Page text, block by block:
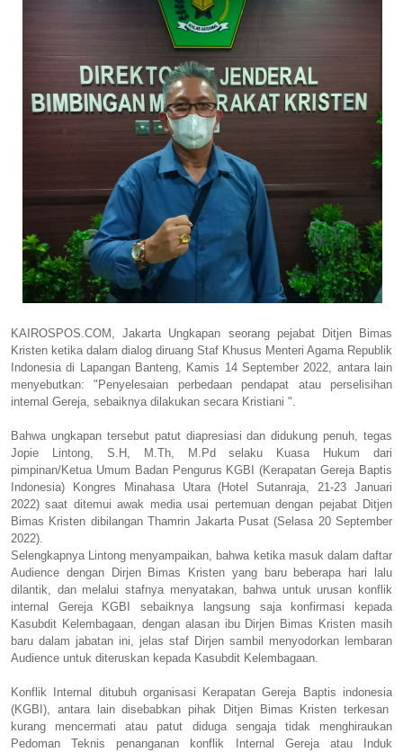
KAIROSPOS.COM, Jakarta Ungkapan seorang pejabat Ditjen Bimas
Kristen ketika dalam dialog diruang Staf Khusus Menteri Agama Republik
Indonesia di Lapangan Banteng, Kamis 14 September 2022, antara lain
menyebutkan: "Penyelesaian perbedaan pendapat atau perselisihan
internal Gereja, sebaiknya dilakukan secara Kristiani ".
Bahwa ungkapan tersebut patut diapresiasi dan didukung penuh, tegas
Jopie Lintong, S.H, M.Th, M.Pd selaku Kuasa Hukum dari
pimpinan/Ketua Umum Badan Pengurus KGBI (Kerapatan Gereja Baptis
Indonesia) Kongres Minahasa Utara (Hotel Sutanraja, 21-23 Januari
2022) saat ditemui awak media usai pertemuan dengan pejabat Ditjen
Bimas Kristen dibilangan Thamrin Jakarta Pusat (Selasa 20 September
2022).
Selengkapnya Lintong menyampaikan, bahwa ketika masuk dalam daftar
Audience dengan Dirjen Bimas Kristen yang baru beberapa hari lalu
dilantik, dan melalui stafnya menyatakan, bahwa untuk urusan konflik
internal Gereja KGBI sebaiknya langsung saja konfirmasi kepada
Kasubdit Kelembagaan, dengan alasan ibu Dirjen Bimas Kristen masih
baru dalam jabatan ini, jelas staf Dirjen sambil menyodorkan lembaran
Audience untuk diteruskan kepada Kasubdit Kelembagaan.
Konflik Internal ditubuh organisasi Kerapatan Gereja Baptis indonesia
(KGBI), antara lain disebabkan pihak Ditjen Bimas Kristen terkesan
kurang mencermati atau patut diduga sengaja tidak menghiraukan
Pedoman Teknis penanganan konflik Internal Gereja atau Induk